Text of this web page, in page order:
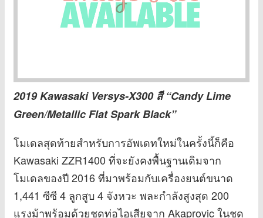
2019 Kawasaki Versys-X300 สี “Candy Lime
Green/Metallic Flat Spark Black”
โมเดลสุดท้ายสำหรับการอัพเดทใหม่ในครั้งนี้ก็คือ
Kawasaki ZZR1400 ที่จะยังคงพื้นฐานเดิมจาก
โมเดลของปี 2016 ที่มาพร้อมกับเครื่องยนต์ขนาด
1,441 ซีซี 4 ลูกสูบ 4 จังหวะ พละกำลังสูงสุด 200
แรงม้าพร้อมด้วยชุดท่อไอเสียจาก Akaprovic ในชุด